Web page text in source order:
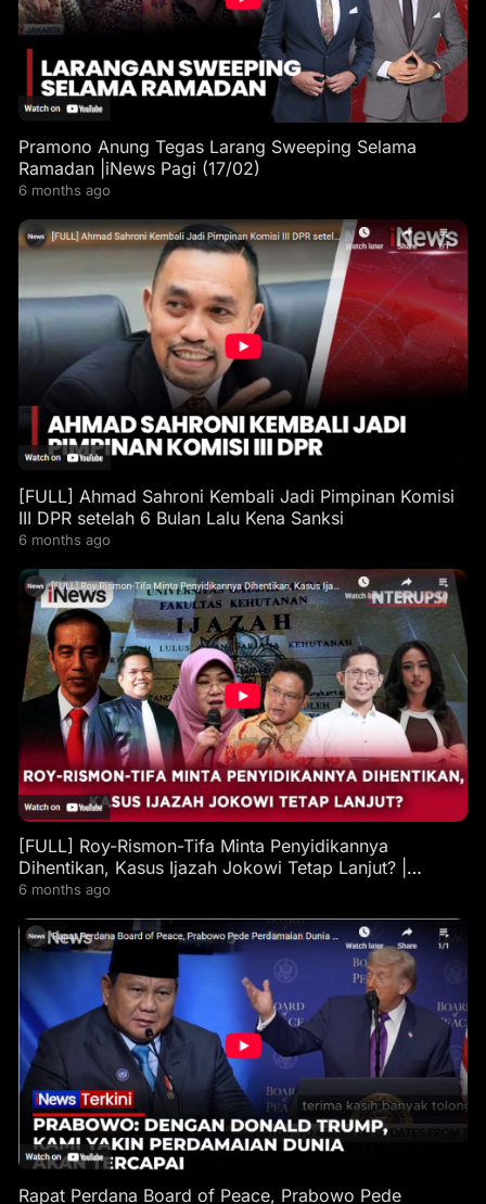
Pramono Anung Tegas Larang Sweeping Selama
Ramadan |iNews Pagi (17/02)
6 months ago
[FULL] Ahmad Sahroni Kembali Jadi Pimpinan Komisi
III DPR setelah 6 Bulan Lalu Kena Sanksi
6 months ago
[FULL] Roy-Rismon-Tifa Minta Penyidikannya
Dihentikan, Kasus Ijazah Jokowi Tetap Lanjut? |
Interupsi
6 months ago
Rapat Perdana Board of Peace, Prabowo Pede